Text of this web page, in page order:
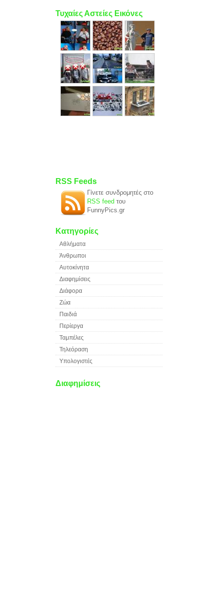
Τυχαίες Αστείες Εικόνες
RSS Feeds
Γίνετε συνδρομητές στο
RSS feed του
FunnyPics.gr
Κατηγορίες
Αθλήματα
Άνθρωποι
Αυτοκίνητα
Διαφημίσεις
Διάφορα
Ζώα
Παιδιά
Περίεργα
Ταμπέλες
Τηλεόραση
Υπολογιστές
Διαφημίσεις